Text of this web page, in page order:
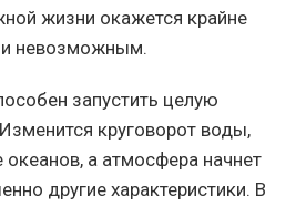
жизни окажется крайне
невозможным.
запустить целую
круговорот воды,
океанов, а атмосфера начнет
другие характеристики. В